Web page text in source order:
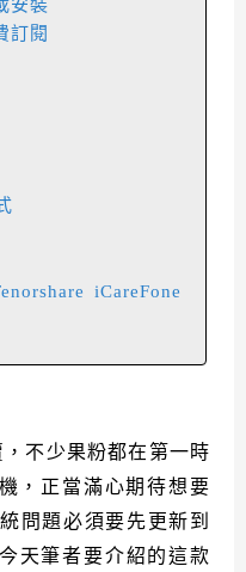
安裝
訂閱
iCareFone
不少果粉都在第一時
，正當滿心期待想要
問題必須要先更新到
天筆者要介紹的這款